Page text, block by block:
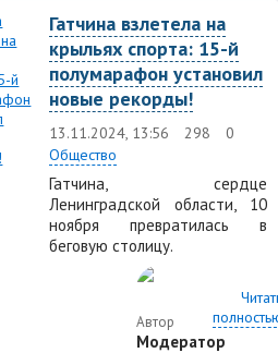
Гатчина взлетела на
крыльях спорта: 15-й
полумарафон установил
новые рекорды!
13.11.2024, 13:56 298
0
Общество
Гатчина, сердце
Ленинградской области, 10
ноября превратилась в
беговую столицу.
Автор
Модератор